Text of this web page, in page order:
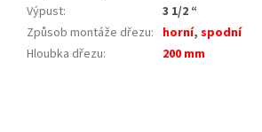
Výpust:
3 1/2 “
Způsob montáže dřezu: horní, spodní
Hloubka dřezu: 200 mm